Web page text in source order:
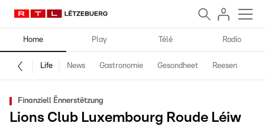
Home Play Télé Radio
Life News Gastronomie Gesondheet Reesen
Finanziell Ënnerstëtzung
Lions Club Luxembourg Roude Léiw